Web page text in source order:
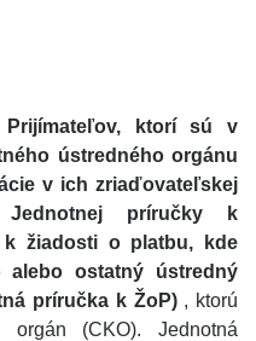
Prijímateľov, ktorí sú v
ústredného orgánu
v ich zriaďovateľskej
Jednotnej príručky k
k žiadosti o platbu, kde
alebo ostatný ústredný
príručka k ŽoP) , ktorú
orgán (CKO). Jednotná